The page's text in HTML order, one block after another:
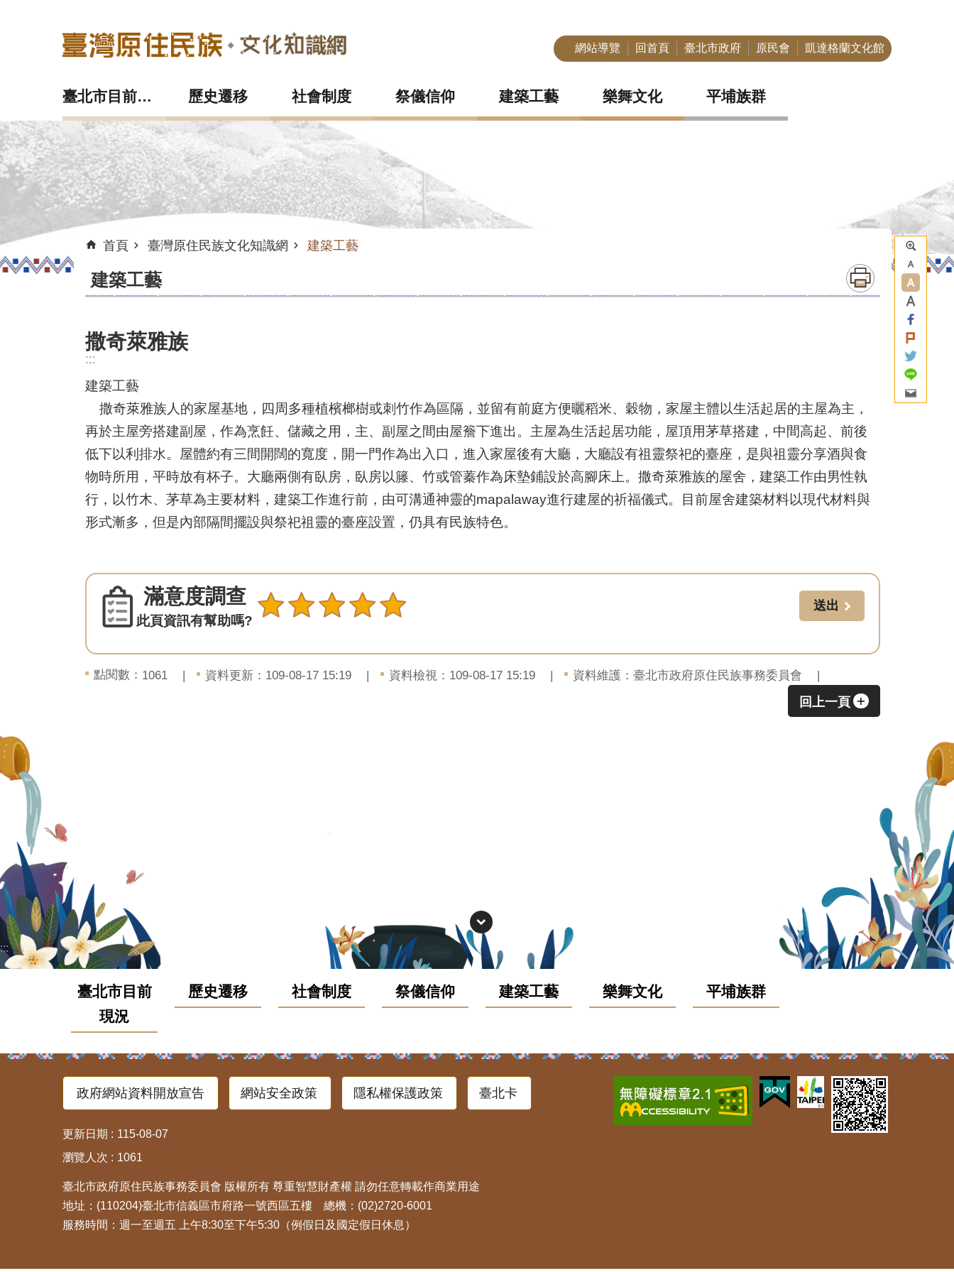
網站導覽 回首頁 臺北市政府 原民會 凱達格蘭文化館
臺北市目前現況 歷史遷移 社會制度 祭儀信仰 建築工藝 樂舞文化 平埔族群
:::
首頁 臺灣原住民族文化知識網 建築工藝
建築工藝
撒奇萊雅族
建築工藝
撒奇萊雅族人的家屋基地，四周多種植檳榔樹或刺竹作為區隔，並留有前庭方便曬稻米、穀物，家屋主體以生活起居的主屋為主，
再於主屋旁搭建副屋，作為烹飪、儲藏之用，主、副屋之間由屋簷下進出。主屋為生活起居功能，屋頂用茅草搭建，中間高起、前後
低下以利排水。屋體約有三間開闊的寬度，開一門作為出入口，進入家屋後有大廳，大廳設有祖靈祭祀的臺座，是與祖靈分享酒與食
物時所用，平時放有杯子。大廳兩側有臥房，臥房以籐、竹或管蓁作為床墊鋪設於高腳床上。撒奇萊雅族的屋舍，建築工作由男性執
行，以竹木、茅草為主要材料，建築工作進行前，由可溝通神靈的mapalaway進行建屋的祈福儀式。目前屋舍建築材料以現代材料與
形式漸多，但是內部隔間擺設與祭祀祖靈的臺座設置，仍具有民族特色。
滿意度調查
此頁資訊有幫助嗎?
點閱數： 1061 資料更新：109-08-17 15:19 資料檢視：109-08-17 15:19 資料維護：臺北市政府原住民族事務委員會
回上一頁
:::
臺北市目前
現況
歷史遷移 社會制度 祭儀信仰 建築工藝 樂舞文化 平埔族群
政府網站資料開放宣告 網站安全政策 隱私權保護政策 臺北卡
更新日期
115-08-07
瀏覽人次
1061
臺北市政府原住民族事務委員會 版權所有 尊重智慧財產權 請勿任意轉載作商業用途
地址：(110204)臺北市信義區市府路一號西區五樓 總機：(02)2720-6001
服務時間：週一至週五 上午8:30至下午5:30（例假日及國定假日休息）